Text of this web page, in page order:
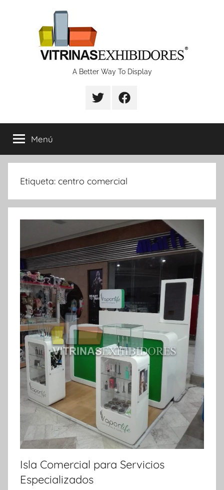
Proyectos
fabricación
de
vitrinas
y
exhibidores
A Better Way To Display
Menú
Etiqueta: centro comercial
Isla Comercial para Servicios
Especializados